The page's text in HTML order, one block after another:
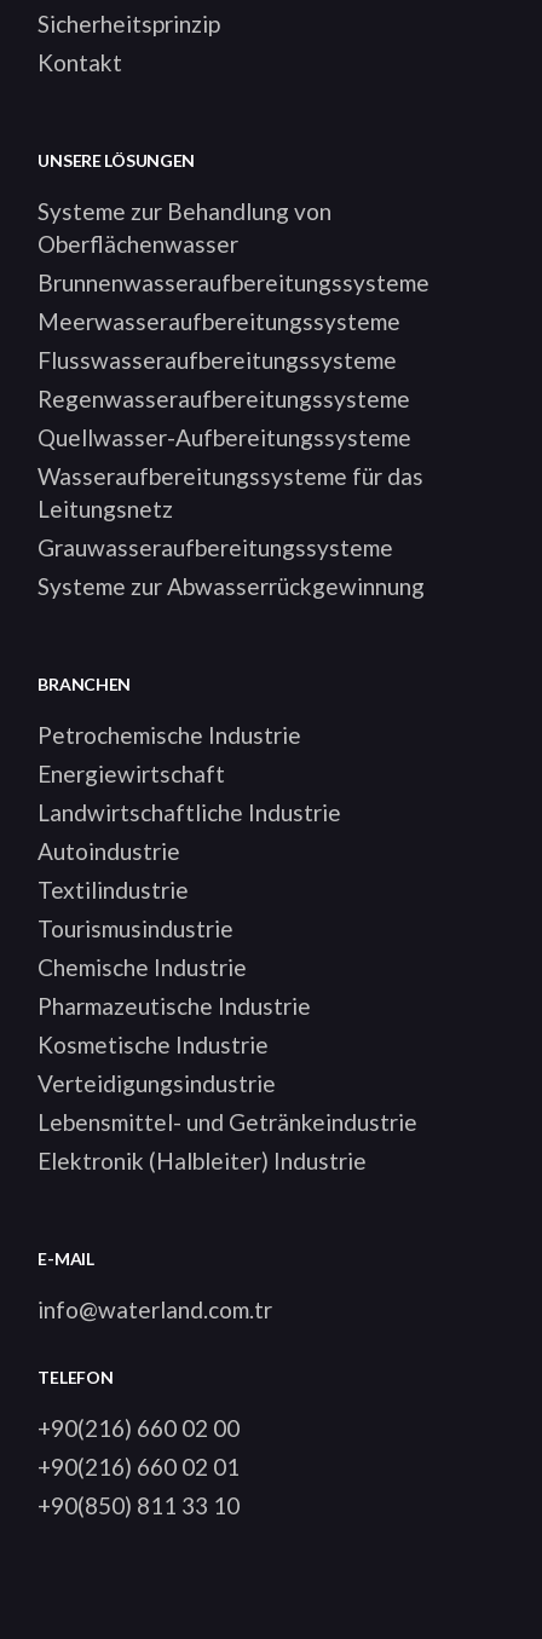
Sicherheitsprinzip
Kontakt
UNSERE LÖSUNGEN
Systeme zur Behandlung von
Oberflächenwasser
Brunnenwasseraufbereitungssysteme
Meerwasseraufbereitungssysteme
Flusswasseraufbereitungssysteme
Regenwasseraufbereitungssysteme
Quellwasser-Aufbereitungssysteme
Wasseraufbereitungssysteme für das
Leitungsnetz
Grauwasseraufbereitungssysteme
Systeme zur Abwasserrückgewinnung
BRANCHEN
Petrochemische Industrie
Energiewirtschaft
Landwirtschaftliche Industrie
Autoindustrie
Textilindustrie
Tourismusindustrie
Chemische Industrie
Pharmazeutische Industrie
Kosmetische Industrie
Verteidigungsindustrie
Lebensmittel- und Getränkeindustrie
Elektronik (Halbleiter) Industrie
E-MAIL
info@waterland.com.tr
TELEFON
+90(216) 660 02 00
+90(216) 660 02 01
+90(850) 811 33 10